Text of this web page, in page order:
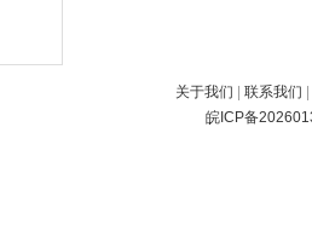
关于我们 联系我们
皖ICP备